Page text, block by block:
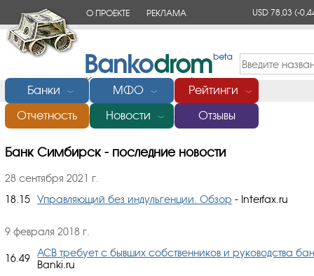
О ПРОЕКТЕ РЕКЛАМА USD 78,03(-
Банки ﹀ МФО ﹀ Рейтинги ﹀
Отчетность Новости ﹀ Отзывы
Главная/Банки России/Симбирск Новости
Банк Симбирск - последние новости
28 сентября 2021 г.
18.15
Управляющий без индульгенции. Обзор - Interfax.ru
9 февраля 2018 г.
16.49
АСВ требует с бывших собственников и руководства
Banki.ru